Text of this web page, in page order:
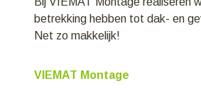
betrekking hebben tot dak- en
Net zo makkelijk!
VIEMAT Montage